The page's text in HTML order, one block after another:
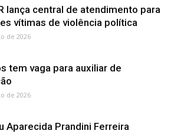
lança central de atendimento para
vítimas de violência política
de 2026
tem vaga para auxiliar de
de 2026
Aparecida Prandini Ferreira